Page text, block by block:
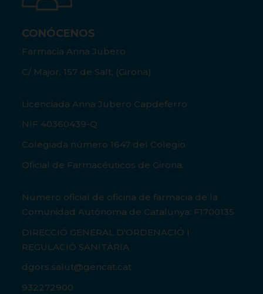
CONÓCENOS
Farmacia Anna Jubero
C/ Major, 157 de Salt, (Girona)
Licenciada Anna Jubero Capdeferro
NIF 40360439-Q
Colegiada número 1647 del Colegio
Oficial de Farmacéuticos de Girona.
Número oficial de oficina de farmacia de la
Comunidad Autónoma de Catalunya: F1700135
DIRECCIÓ GENERAL D'ORDENACIÓ I
REGULACIÓ SANITÀRIA
dgors.salut@gencat.cat
932272900